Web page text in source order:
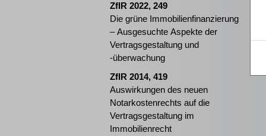
ZfIR 2022, 249
Die grüne Immobilienfinanzierung
– Ausgesuchte Aspekte der
Vertragsgestaltung und
-überwachung
ZfIR 2014, 419
Auswirkungen des neuen
Notarkostenrechts auf die
Vertragsgestaltung im
Immobilienrecht